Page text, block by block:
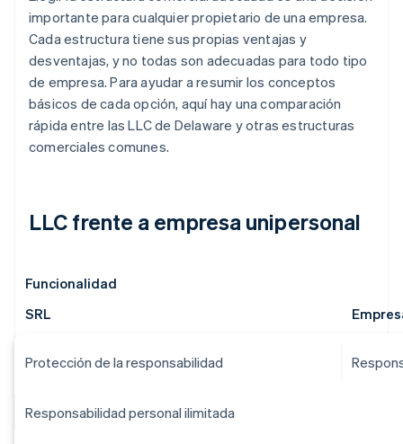
importante para cualquier propietario de una empresa.
Cada estructura tiene sus propias ventajas y
desventajas, y no todas son adecuadas para todo tipo
de empresa. Para ayudar a resumir los conceptos
básicos de cada opción, aquí hay una comparación
rápida entre las LLC de Delaware y otras estructuras
comerciales comunes.
LLC frente a empresa unipersonal
Funcionalidad
SRL
Protección de la responsabilidad
Responsabilidad personal ilimitada